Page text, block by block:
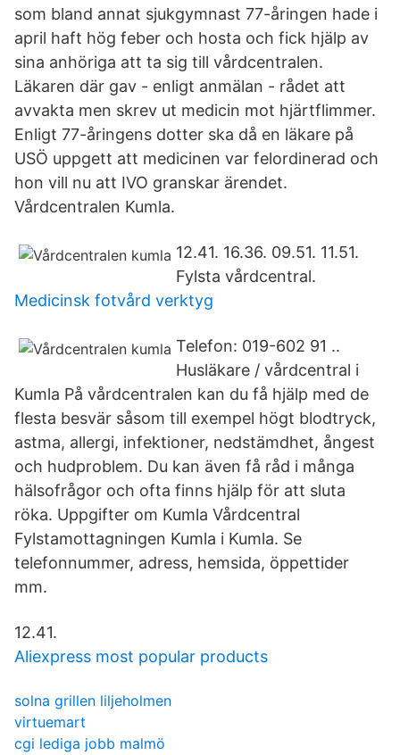
som bland annat sjukgymnast 77-åringen hade i
april haft hög feber och hosta och fick hjälp av
sina anhöriga att ta sig till vårdcentralen.
Läkaren där gav - enligt anmälan - rådet att
avvakta men skrev ut medicin mot hjärtflimmer.
Enligt 77-åringens dotter ska då en läkare på
USÖ uppgett att medicinen var felordinerad och
hon vill nu att IVO granskar ärendet.
Vårdcentralen Kumla.
12.41. 16.36. 09.51. 11.51.
Fylsta vårdcentral.
Medicinsk fotvård verktyg
Telefon: 019-602 91 ..
Husläkare / vårdcentral i
Kumla På vårdcentralen kan du få hjälp med de
flesta besvär såsom till exempel högt blodtryck,
astma, allergi, infektioner, nedstämdhet, ångest
och hudproblem. Du kan även få råd i många
hälsofrågor och ofta finns hjälp för att sluta
röka. Uppgifter om Kumla Vårdcentral
Fylstamottagningen Kumla i Kumla. Se
telefonnummer, adress, hemsida, öppettider
mm.
12.41.
Aliexpress most popular products
solna grillen liljeholmen
virtuemart
cgi lediga jobb malmö